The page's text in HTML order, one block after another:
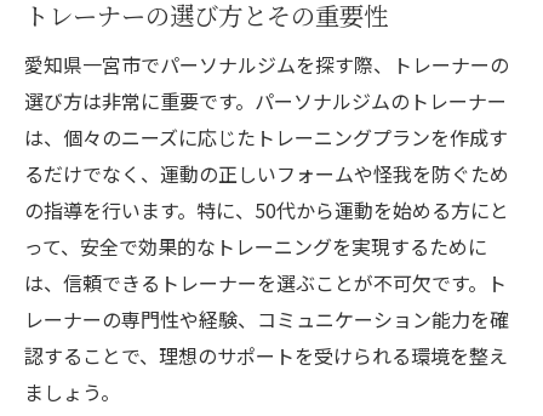
トレーナーの選び方とその重要性
愛知県一宮市でパーソナルジムを探す際、トレーナーの
選び方は非常に重要です。パーソナルジムのトレーナー
は、個々のニーズに応じたトレーニングプランを作成す
るだけでなく、運動の正しいフォームや怪我を防ぐため
の指導を行います。特に、50代から運動を始める方にと
って、安全で効果的なトレーニングを実現するために
は、信頼できるトレーナーを選ぶことが不可欠です。ト
レーナーの専門性や経験、コミュニケーション能力を確
認することで、理想のサポートを受けられる環境を整え
ましょう。